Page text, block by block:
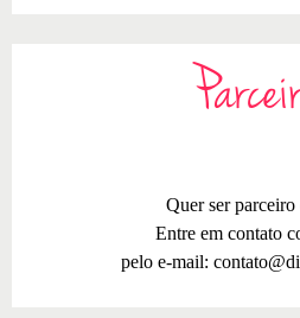
Quer ser
Entre em contato
pelo e-mail: